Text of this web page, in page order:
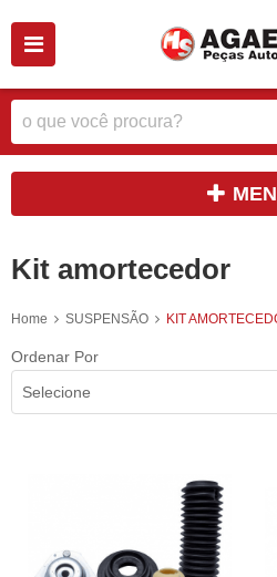
Kit amortecedor
Home SUSPENSÃO KIT
Ordenar Por
Selecione